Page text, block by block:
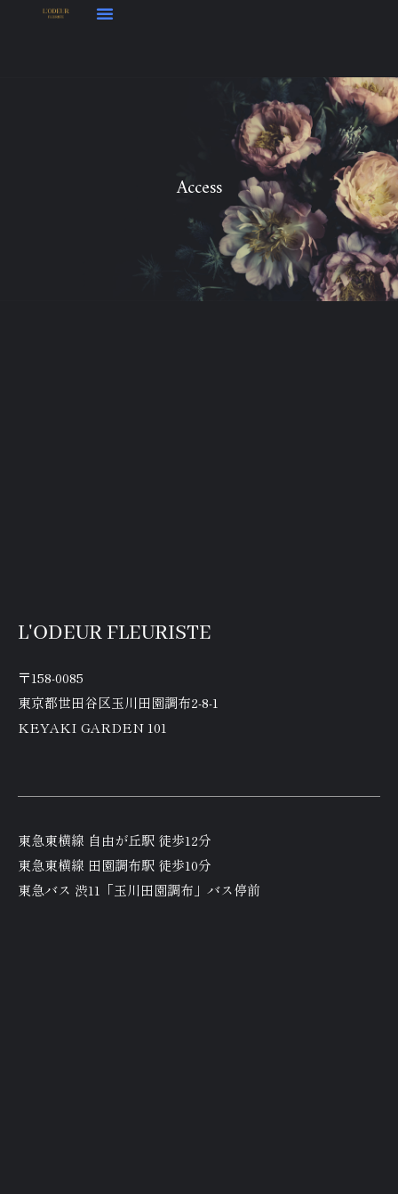
Access
L'ODEUR FLEURISTE
〒158-0085
東京都世田谷区玉川田園調布2-8-1
KEYAKI GARDEN 101
東急東横線 自由が丘駅 徒歩12分
東急東横線 田園調布駅 徒歩10分
東急バス 渋11「玉川田園調布」バス停前